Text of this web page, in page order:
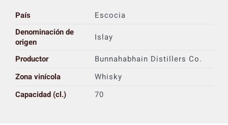
País
Escocia
Denominación de
origen
Islay
Productor
Bunnahabhain Distillers Co.
Zona vinícola
Whisky
Capacidad (cl.)
70